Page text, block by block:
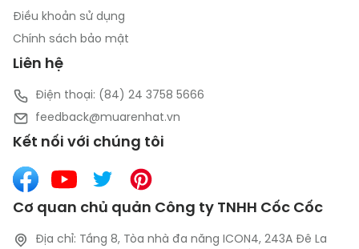
Điều khoản sử dụng
Chính sách bảo mật
Liên hệ
Điện thoại: (84) 24 3758 5666
feedback@muarenhat.vn
Kết nối với chúng tôi
Cơ quan chủ quản Công ty TNHH Cốc Cốc
Địa chỉ: Tầng 8, Tòa nhà đa năng ICON4, 243A Đê La